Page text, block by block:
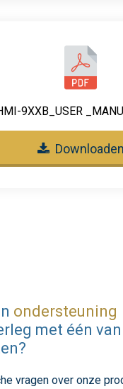
9XXB_USER
Downloaden
ondersteuning
met één
vragen over onze